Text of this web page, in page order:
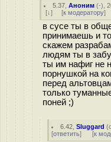
5.37 ,Аноним (-),
[↓] [к модератору]
в сусе ты в
принимаешь и
скажем
людям ты в
ты им нафиг не
порнушкой на
перед
только
поней ;)
6.42 ,Sluggard (
[ответить] [к